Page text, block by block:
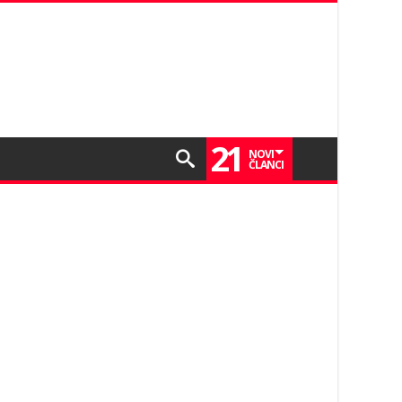
21 NOVI
ČLANCI